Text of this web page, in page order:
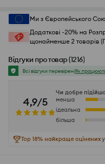
Ми з Європейського
Додаткові -20% на
щонайменше 2 товарів
Відгуки про товар(1216)
Всі відгуки перевіреніЯк
4,9/5
Чи добре
менша
ідеальна
більша
Top 18% найкраще оцінених